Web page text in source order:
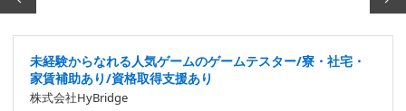
未経験からなれる人気ゲームのゲームテスター/寮・社宅・
家賃補助あり/資格取得支援あり
株式会社HyBridge